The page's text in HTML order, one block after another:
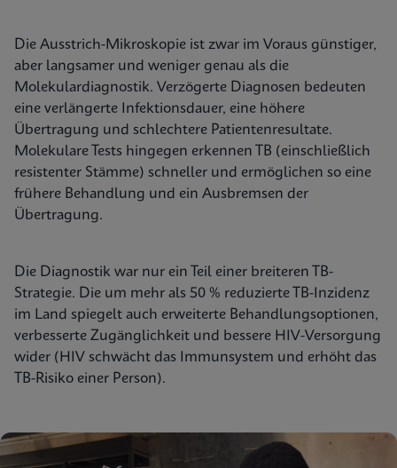
Die Ausstrich-Mikroskopie ist zwar im Voraus günstiger,
aber langsamer und weniger genau als die
Molekulardiagnostik. Verzögerte Diagnosen bedeuten
eine verlängerte Infektionsdauer, eine höhere
Übertragung und schlechtere Patientenresultate.
Molekulare Tests hingegen erkennen TB (einschließlich
resistenter Stämme) schneller und ermöglichen so eine
frühere Behandlung und ein Ausbremsen der
Übertragung.
Die Diagnostik war nur ein Teil einer breiteren TB-
Strategie. Die um mehr als 50 % reduzierte TB-Inzidenz
im Land spiegelt auch erweiterte Behandlungsoptionen,
verbesserte Zugänglichkeit und bessere HIV-Versorgung
wider (HIV schwächt das Immunsystem und erhöht das
TB-Risiko einer Person).